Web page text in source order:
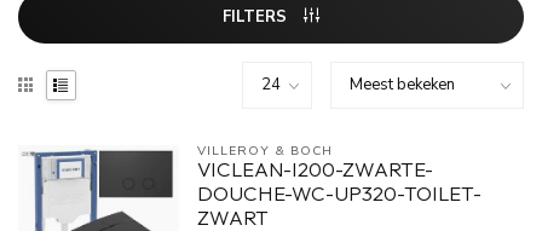
FILTERS
VILLEROY & BOCH
VICLEAN-I200-ZWARTE-
DOUCHE-WC-UP320-TOILET-
ZWART